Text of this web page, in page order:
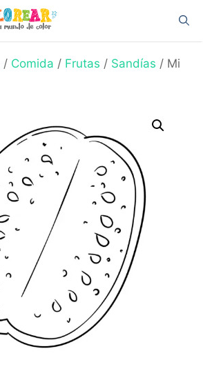
/ Comida / Frutas / Sandías / Mi